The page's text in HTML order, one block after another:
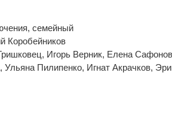
семейный
Коробейников
Игорь Верник, Елена
Пилипенко, Игнат Акрачков,